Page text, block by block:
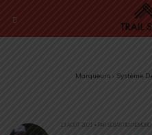
Marqueurs › Système
13 AOÛT 2021 • PAR SÉBASTIEN RÉMOND